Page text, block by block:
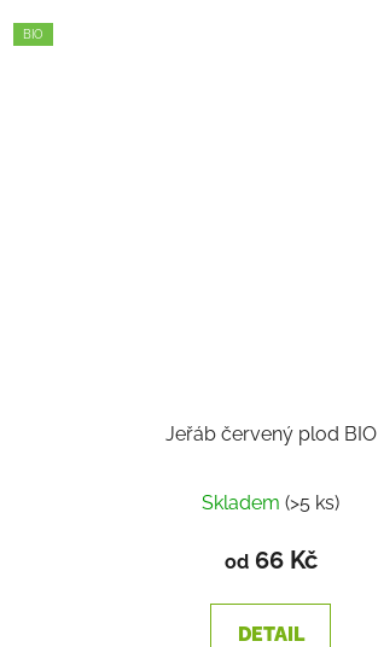
BIO
Jeřáb červený plod BIO
Skladem (>5 ks)
od66 Kč
DETAIL